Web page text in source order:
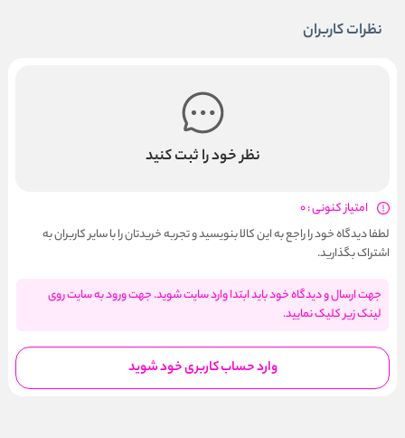
نظرات کاربران
نظر خود را ثبت کنید
امتیاز کنونی : 0
لطفا دیدگاه خود را راجع به این کالا بنویسید و تجربه خریدتان را با سایر کاربران به
اشتراک بگذارید.
جهت ارسال و دیدگاه خود باید ابتدا وارد سایت شوید. جهت ورود به سایت روی
لینک زیر کلیک نمایید.
وارد حساب کاربری خود شوید